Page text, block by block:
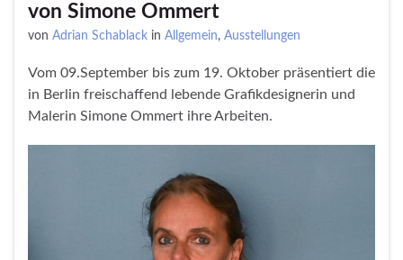
von Simone Ommert
von Adrian Schablack in Allgemein, Ausstellungen
Vom 09.September bis zum 19. Oktober präsentiert die
in Berlin freischaffend lebende Grafikdesignerin und
Malerin Simone Ommert ihre Arbeiten.